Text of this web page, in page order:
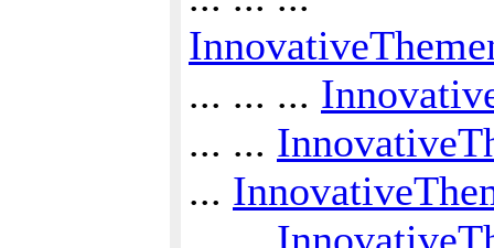
... ... ...
... ...
...